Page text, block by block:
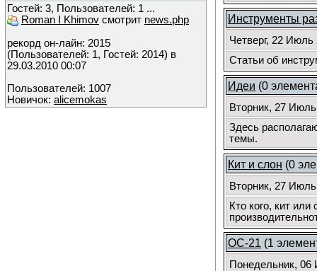
Гостей: 3, Пользователей: 1 ...
Roman I Khimov смотрит news.php
рекорд он-лайн: 2015
(Пользователей: 1, Гостей: 2014) в
29.03.2010 00:07
Пользователей: 1007
Новичок: alicemokas
Инструменты
Четверг, 22
Статьи об
Идеи (0
Вторник, 27
Здесь
темы.
Кит и слон (0
Вторник, 27
Кто кого, кит
ОС-21 (1
Понедельник,